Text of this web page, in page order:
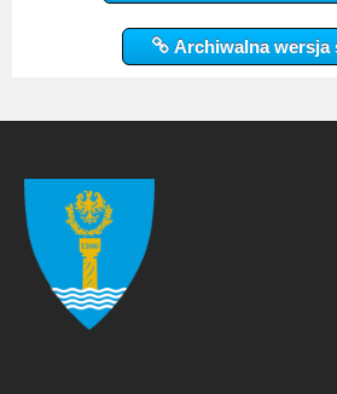
Archiwalna wersja